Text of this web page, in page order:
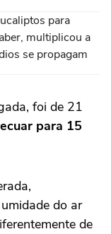
para
multiplicou a
se propagam
foi de 21
para 15
do ar
de